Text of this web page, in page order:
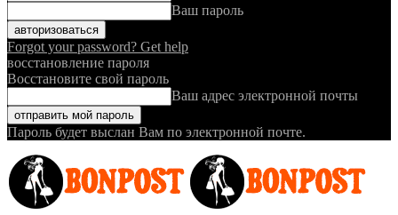
Ваш пароль
Forgot your password? Get help
восстановление пароля
Восстановите свой пароль
Ваш адрес электронной почты
Пароль будет выслан Вам по электронной почте.